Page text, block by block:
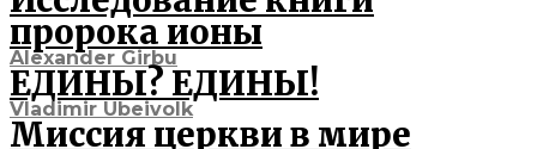
пророка ионы
Alexander Girbu
ЕДИНЫ? ЕДИНЫ!
Vladimir Ubeivolk
Миссия церкви в мире